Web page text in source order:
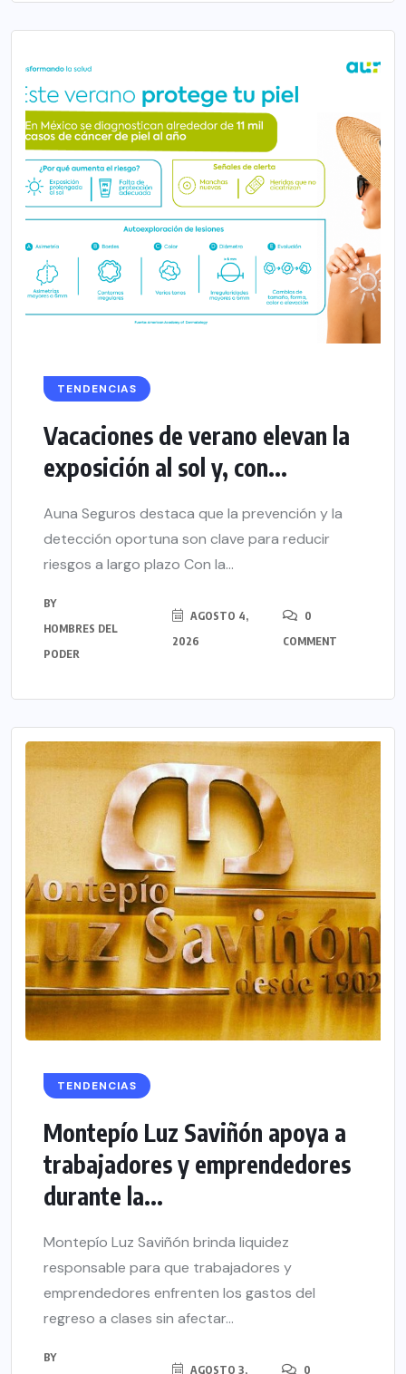
TENDENCIAS
Vacaciones de verano elevan la
exposición al sol y, con...
Auna Seguros destaca que la prevención y la
detección oportuna son clave para reducir
riesgos a largo plazo Con la...
BY
HOMBRES DEL
PODER
AGOSTO 4,
2026
0
COMMENT
TENDENCIAS
Montepío Luz Saviñón apoya a
trabajadores y emprendedores
durante la...
Montepío Luz Saviñón brinda liquidez
responsable para que trabajadores y
emprendedores enfrenten los gastos del
regreso a clases sin afectar...
BY
AGOSTO 3,
0